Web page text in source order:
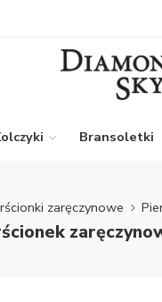
Bransoletki
zaręczynowe